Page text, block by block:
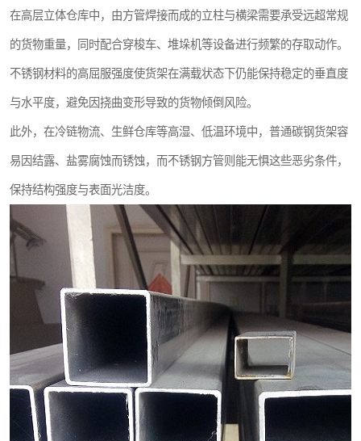
在高层立体仓库中，由方管焊接而成的立柱与横梁需要承受远超常规
的货物重量，同时配合穿梭车、堆垛机等设备进行频繁的存取动作。
不锈钢材料的高屈服强度使货架在满载状态下仍能保持稳定的垂直度
与水平度，避免因挠曲变形导致的货物倾倒风险。
此外，在冷链物流、生鲜仓库等高湿、低温环境中，普通碳钢货架容
易因结露、盐雾腐蚀而锈蚀，而不锈钢方管则能无惧这些恶劣条件，
保持结构强度与表面光洁度。